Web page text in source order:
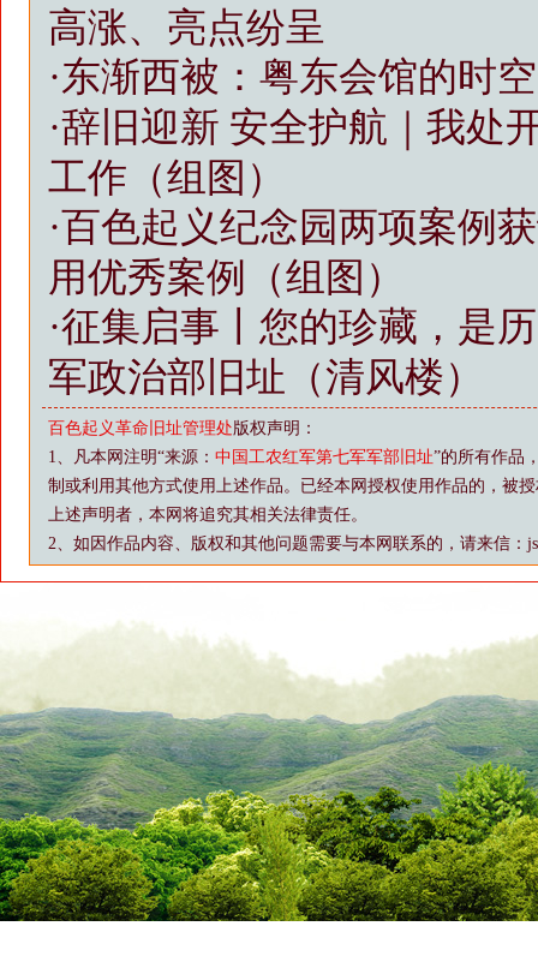
高涨、亮点纷呈
·东渐西被：粤东会馆的时
·辞旧迎新 安全护航｜我处
工作（组图）
·百色起义纪念园两项案例
用优秀案例（组图）
·征集启事丨您的珍藏，是
军政治部旧址（清风楼）
百色起义革命旧址管理处版权声明：
1、凡本网注明“来源： 中国工农红军第七军军部旧址”的所有作品
制或利用其他方式使用上述作品。已经本网授权使用作品的，被
上述声明者，本网将追究其相关法律责任。
2、如因作品内容、版权和其他问题需要与本网联系的，请来信：